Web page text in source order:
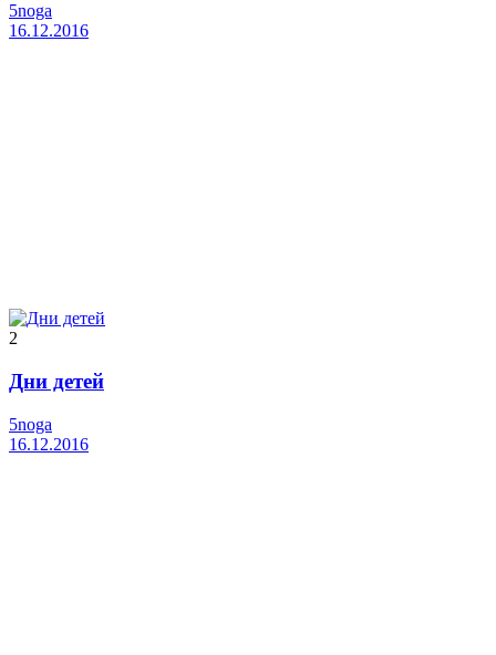
5noga
16.12.2016
2
Дни детей
5noga
16.12.2016